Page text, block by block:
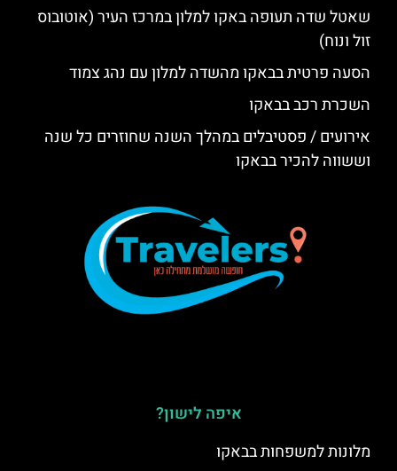
שאטל שדה תעופה באקו למלון במרכז העיר (אוטובוס
זול ונוח)
הסעה פרטית בבאקו מהשדה למלון עם נהג צמוד
השכרת רכב בבאקו
אירועים / פסטיבלים במהלך השנה שחוזרים כל שנה
וששווה להכיר בבאקו
איפה לישון?
מלונות למשפחות בבאקו